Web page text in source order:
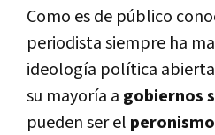
Como es de público
periodista siempre ha
ideología política
su mayoría a gobiernos
pueden ser el peronismo